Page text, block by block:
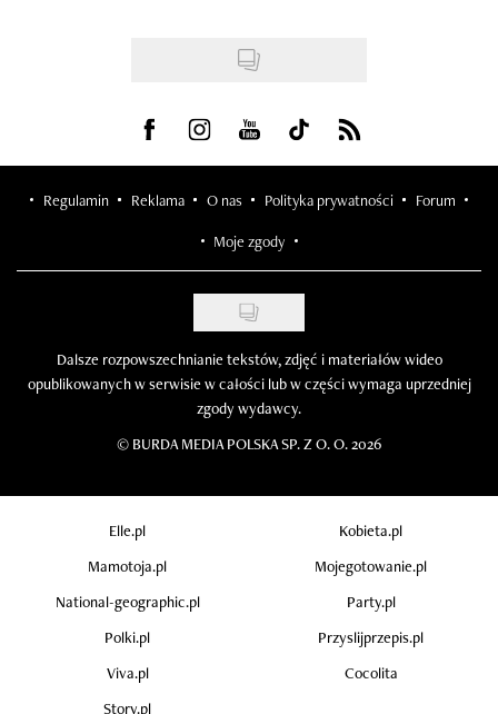
Visit us on Facebook
Visit us on Instagram
Visit us on Youtube
Visit us on Tiktok
Visit us on Rss
Regulamin Reklama O nas Polityka prywatności Forum
Moje zgody
Dalsze rozpowszechnianie tekstów, zdjęć i materiałów wideo
opublikowanych w serwisie w całości lub w części wymaga uprzedniej
zgody wydawcy.
© BURDA MEDIA POLSKA SP. Z O. O. 2026
Elle.pl
Kobieta.pl
Mamotoja.pl
Mojegotowanie.pl
National-geographic.pl
Party.pl
Polki.pl
Przyslijprzepis.pl
Viva.pl
Cocolita
Story.pl